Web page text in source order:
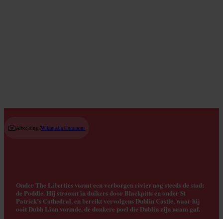
Afbeelding /Wikimedia Commons
Onder The Liberties vormt een verborgen rivier nog steeds de stad:
de Poddle. Hij stroomt in duikers door Blackpitts en onder St
Patrick’s Cathedral, en bereikt vervolgens Dublin Castle, waar hij
ooit Dubh Linn vormde, de donkere poel die Dublin zijn naam gaf.